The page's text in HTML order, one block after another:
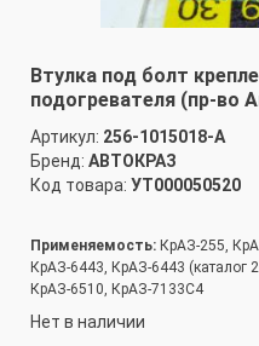
Втулка под болт
подогревателя (пр-во
Артикул: 256-1015018-А
Бренд: АВТОКРАЗ
Код товара: УТ000050520
Применяемость: КрАЗ-255,
КрАЗ-6443, КрАЗ-6443 (каталог
КрАЗ-6510, КрАЗ-7133С4
Нет в наличии